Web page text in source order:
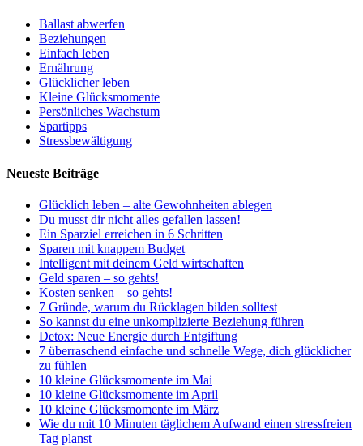
Ballast abwerfen
Beziehungen
Einfach leben
Ernährung
Glücklicher leben
Kleine Glücksmomente
Persönliches Wachstum
Spartipps
Stressbewältigung
Neueste Beiträge
Glücklich leben – alte Gewohnheiten ablegen
Du musst dir nicht alles gefallen lassen!
Ein Sparziel erreichen in 6 Schritten
Sparen mit knappem Budget
Intelligent mit deinem Geld wirtschaften
Geld sparen – so gehts!
Kosten senken – so gehts!
7 Gründe, warum du Rücklagen bilden solltest
So kannst du eine unkomplizierte Beziehung führen
Detox: Neue Energie durch Entgiftung
7 überraschend einfache und schnelle Wege, dich glücklicher
zu fühlen
10 kleine Glücksmomente im Mai
10 kleine Glücksmomente im April
10 kleine Glücksmomente im März
Wie du mit 10 Minuten täglichem Aufwand einen stressfreien
Tag planst